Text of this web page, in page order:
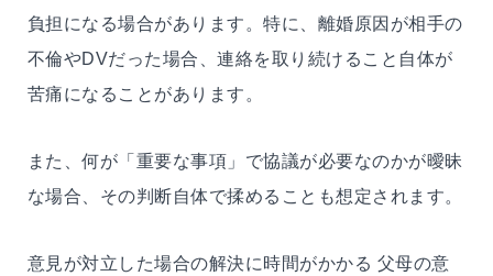
負担になる場合があります。特に、離婚原因が相手の
不倫やDVだった場合、連絡を取り続けること自体が
苦痛になることがあります。
また、何が「重要な事項」で協議が必要なのかが曖昧
な場合、その判断自体で揉めることも想定されます。
意見が対立した場合の解決に時間がかかる 父母の意